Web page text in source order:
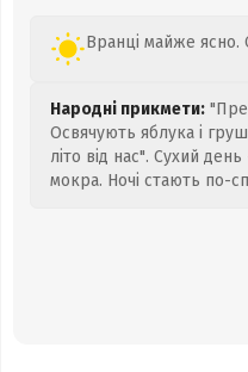
Вранці майже ясно.
Народні прикмети:
Освячують яблука і
літо від нас". Сухий
мокра. Ночі стають по-